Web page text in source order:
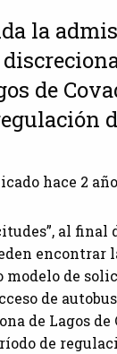
la
de
hace 2
al final
encontrar
modelo de
de
de Lagos de
de